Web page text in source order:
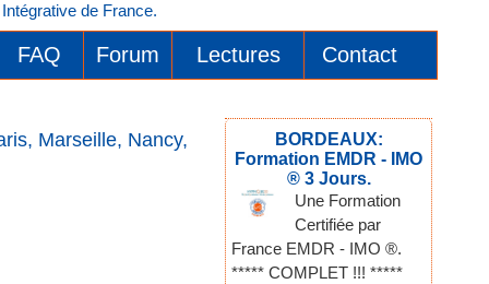
de France.
FAQ Forum Lectures Contact
Marseille, Nancy,
BORDEAUX:
Formation EMDR - IMO
® 3 Jours.
Une Formation
Certifiée par
France EMDR - IMO ®.
***** COMPLET !!! *****